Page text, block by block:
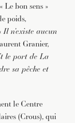
bon sens »
poids,
Il n’existe aucun
Granier,
le port de La
sa pêche et
le Centre
(Crous), qui